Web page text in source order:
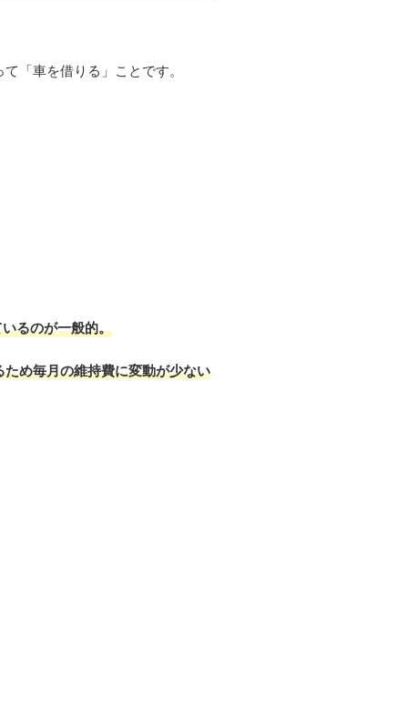
「車を借りる」ことです。
るのが一般的。
め毎月の維持費に変動が少ない